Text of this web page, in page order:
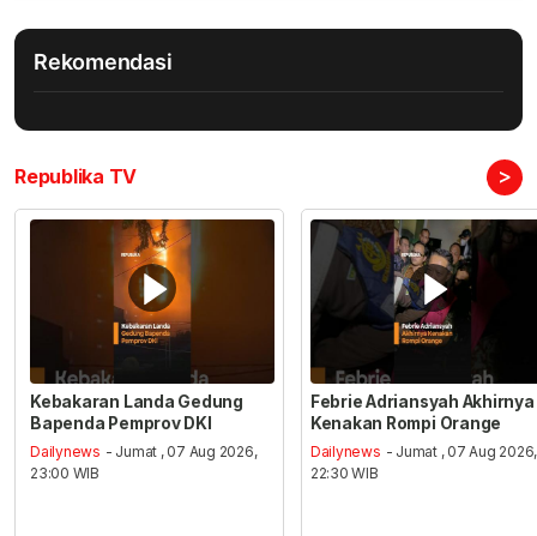
Rekomendasi
Republika TV >
Kebakaran Landa Gedung
Bapenda Pemprov DKI
Dailynews - Jumat , 07 Aug 2026,
23:00 WIB
Febrie Adriansyah Akhirnya
Kenakan Rompi Orange
Dailynews - Jumat , 07 Aug 2026,
22:30 WIB